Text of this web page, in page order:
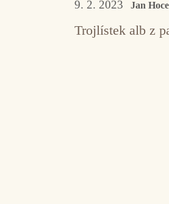
9. 2. 2023 Jan
Trojlístek alb z